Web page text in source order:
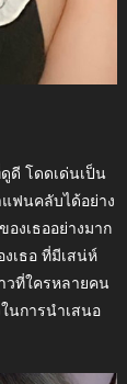
ดี โดดเด่นเป็น
แฟนคลับได้อย่าง
งเธออย่างมาก
เธอ ที่มีเสน่ห์
วที่ใครหลายคน
นการนำเสนอ